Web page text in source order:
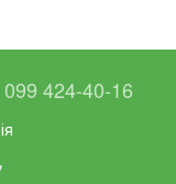
099 424-40-16